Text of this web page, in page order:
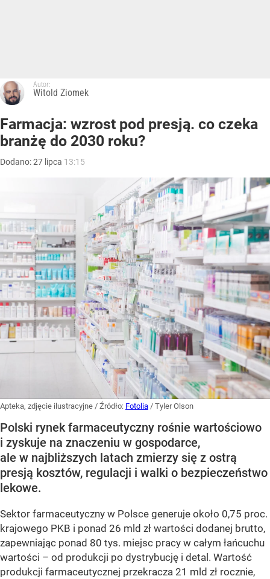
Autor:
Witold Ziomek
Farmacja: wzrost pod presją. co czeka
branżę do 2030 roku?
Dodano:27 lipca 13:15
Apteka, zdjęcie ilustracyjne / Źródło: Fotolia / Tyler Olson
Polski rynek farmaceutyczny rośnie wartościowo
i zyskuje na znaczeniu w gospodarce,
ale w najbliższych latach zmierzy się z ostrą
presją kosztów, regulacji i walki o bezpieczeństwo
lekowe.
Sektor farmaceutyczny w Polsce generuje około 0,75 proc.
krajowego PKB i ponad 26 mld zł wartości dodanej brutto,
zapewniając ponad 80 tys. miejsc pracy w całym łańcuchu
wartości – od produkcji po dystrybucję i detal. Wartość
produkcji farmaceutycznej przekracza 21 mld zł rocznie,